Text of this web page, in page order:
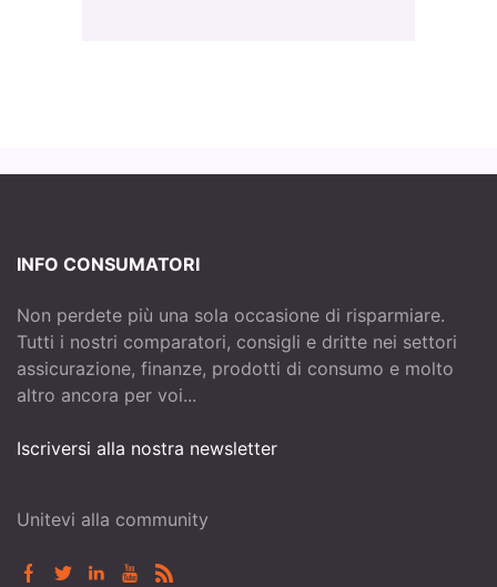
INFO CONSUMATORI
Non perdete più una sola occasione di risparmiare.
Tutti i nostri comparatori, consigli e dritte nei settori
assicurazione, finanze, prodotti di consumo e molto
altro ancora per voi...
Iscriversi alla nostra newsletter
Unitevi alla community